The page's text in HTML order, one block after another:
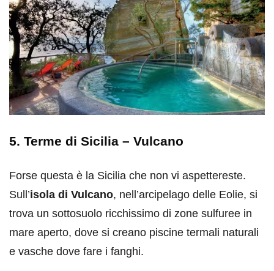
5. Terme di Sicilia – Vulcano
Forse questa è la Sicilia che non vi aspettereste.
Sull’isola di Vulcano, nell’arcipelago delle Eolie, si
trova un sottosuolo ricchissimo di zone sulfuree in
mare aperto, dove si creano piscine termali naturali
e vasche dove fare i fanghi.